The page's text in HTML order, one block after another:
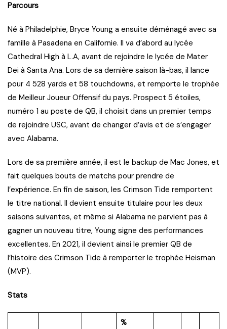
Parcours
Né à Philadelphie, Bryce Young a ensuite déménagé avec sa
famille à Pasadena en Californie. Il va d’abord au lycée
Cathedral High à L.A, avant de rejoindre le lycée de Mater
Dei à Santa Ana. Lors de sa dernière saison là-bas, il lance
pour 4 528 yards et 58 touchdowns, et remporte le trophée
de Meilleur Joueur Offensif du pays. Prospect 5 étoiles,
numéro 1 au poste de QB, il choisit dans un premier temps
de rejoindre USC, avant de changer d’avis et de s’engager
avec Alabama.
Lors de sa première année, il est le backup de Mac Jones, et
fait quelques bouts de matchs pour prendre de
l’expérience. En fin de saison, les Crimson Tide remportent
le titre national. Il devient ensuite titulaire pour les deux
saisons suivantes, et même si Alabama ne parvient pas à
gagner un nouveau titre, Young signe des performances
excellentes. En 2021, il devient ainsi le premier QB de
l’histoire des Crimson Tide à remporter le trophée Heisman
(MVP).
Stats
%